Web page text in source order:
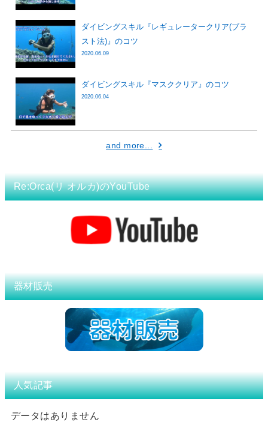
ダイビングスキル『レギュレータークリア(ブラ
スト法)』のコツ
2020.06.09
ダイビングスキル『マスククリア』のコツ
2020.06.04
and more...
Re:Orca(リ オルカ)のYouTube
器材販売
人気記事
データはありません